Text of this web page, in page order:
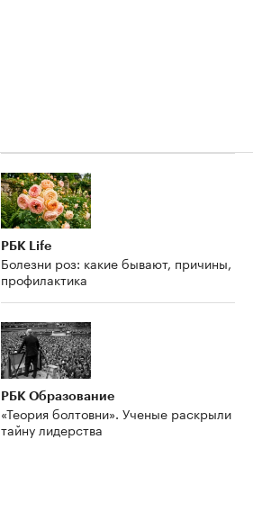
РБК Life
Болезни роз: какие бывают, причины,
профилактика
РБК Образование
«Теория болтовни». Ученые раскрыли
тайну лидерства